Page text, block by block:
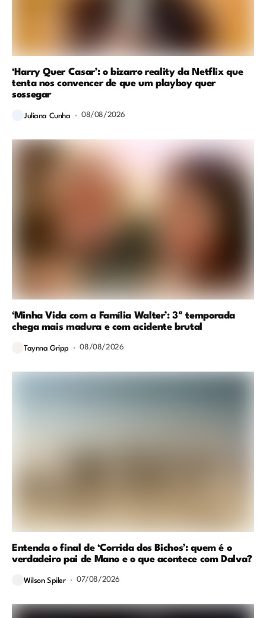
‘Harry Quer Casar’: o bizarro reality da Netflix que
tenta nos convencer de que um playboy quer
sossegar
Juliana Cunha 08/08/2026
‘Minha Vida com a Família Walter’: 3ª temporada
chega mais madura e com acidente brutal
Taynna Gripp 08/08/2026
Entenda o final de ‘Corrida dos Bichos’: quem é o
verdadeiro pai de Mano e o que acontece com Dalva?
Wilson Spiler 07/08/2026